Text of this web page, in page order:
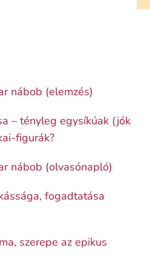
nábob (elemzés)
– tényleg egysíkúak (jók
figurák?
nábob (olvasónapló)
fogadtatása
szerepe az epikus